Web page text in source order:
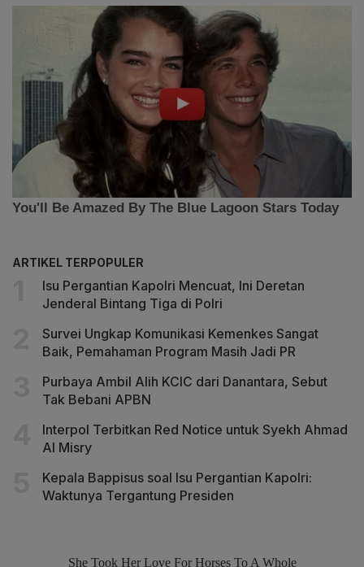
ARTIKEL TERPOPULER
Isu Pergantian Kapolri Mencuat, Ini Deretan
Jenderal Bintang Tiga di Polri
Survei Ungkap Komunikasi Kemenkes Sangat
Baik, Pemahaman Program Masih Jadi PR
Purbaya Ambil Alih KCIC dari Danantara, Sebut
Tak Bebani APBN
Interpol Terbitkan Red Notice untuk Syekh Ahmad
Al Misry
Kepala Bappisus soal Isu Pergantian Kapolri:
Waktunya Tergantung Presiden